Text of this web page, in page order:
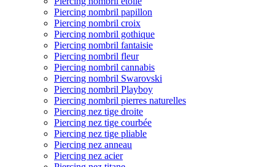
Piercing nombril papillon
Piercing nombril croix
Piercing nombril gothique
Piercing nombril fantaisie
Piercing nombril fleur
Piercing nombril cannabis
Piercing nombril Swarovski
Piercing nombril Playboy
Piercing nombril pierres naturelles
Piercing nez tige droite
Piercing nez tige courbée
Piercing nez tige pliable
Piercing nez anneau
Piercing nez acier